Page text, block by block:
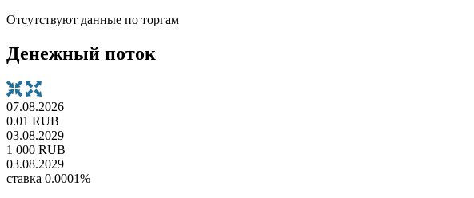
Отсутствуют данные по торгам
Денежный поток
07.08.2026
0.01 RUB
03.08.2029
1 000 RUB
03.08.2029
ставка 0.0001%